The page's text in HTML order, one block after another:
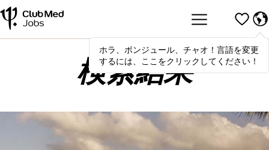
Hola,bonjour, ciao! To switch
languages, click here!
ホラ、ボンジュール、チャオ！言語を変更
するには、ここをクリックしてください！
検索結果